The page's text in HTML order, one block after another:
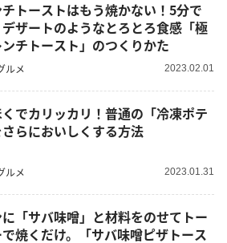
トーストはもう焼かない！5分で
ザートのようなとろとろ食感「極
チトースト」のつくりかた
ルメ 2023.02.01
でカリッカリ！普通の「冷凍ポテ
さらにおいしくする方法
ルメ 2023.01.31
「サバ味噌」と材料をのせてトー
焼くだけ。「サバ味噌ピザトース